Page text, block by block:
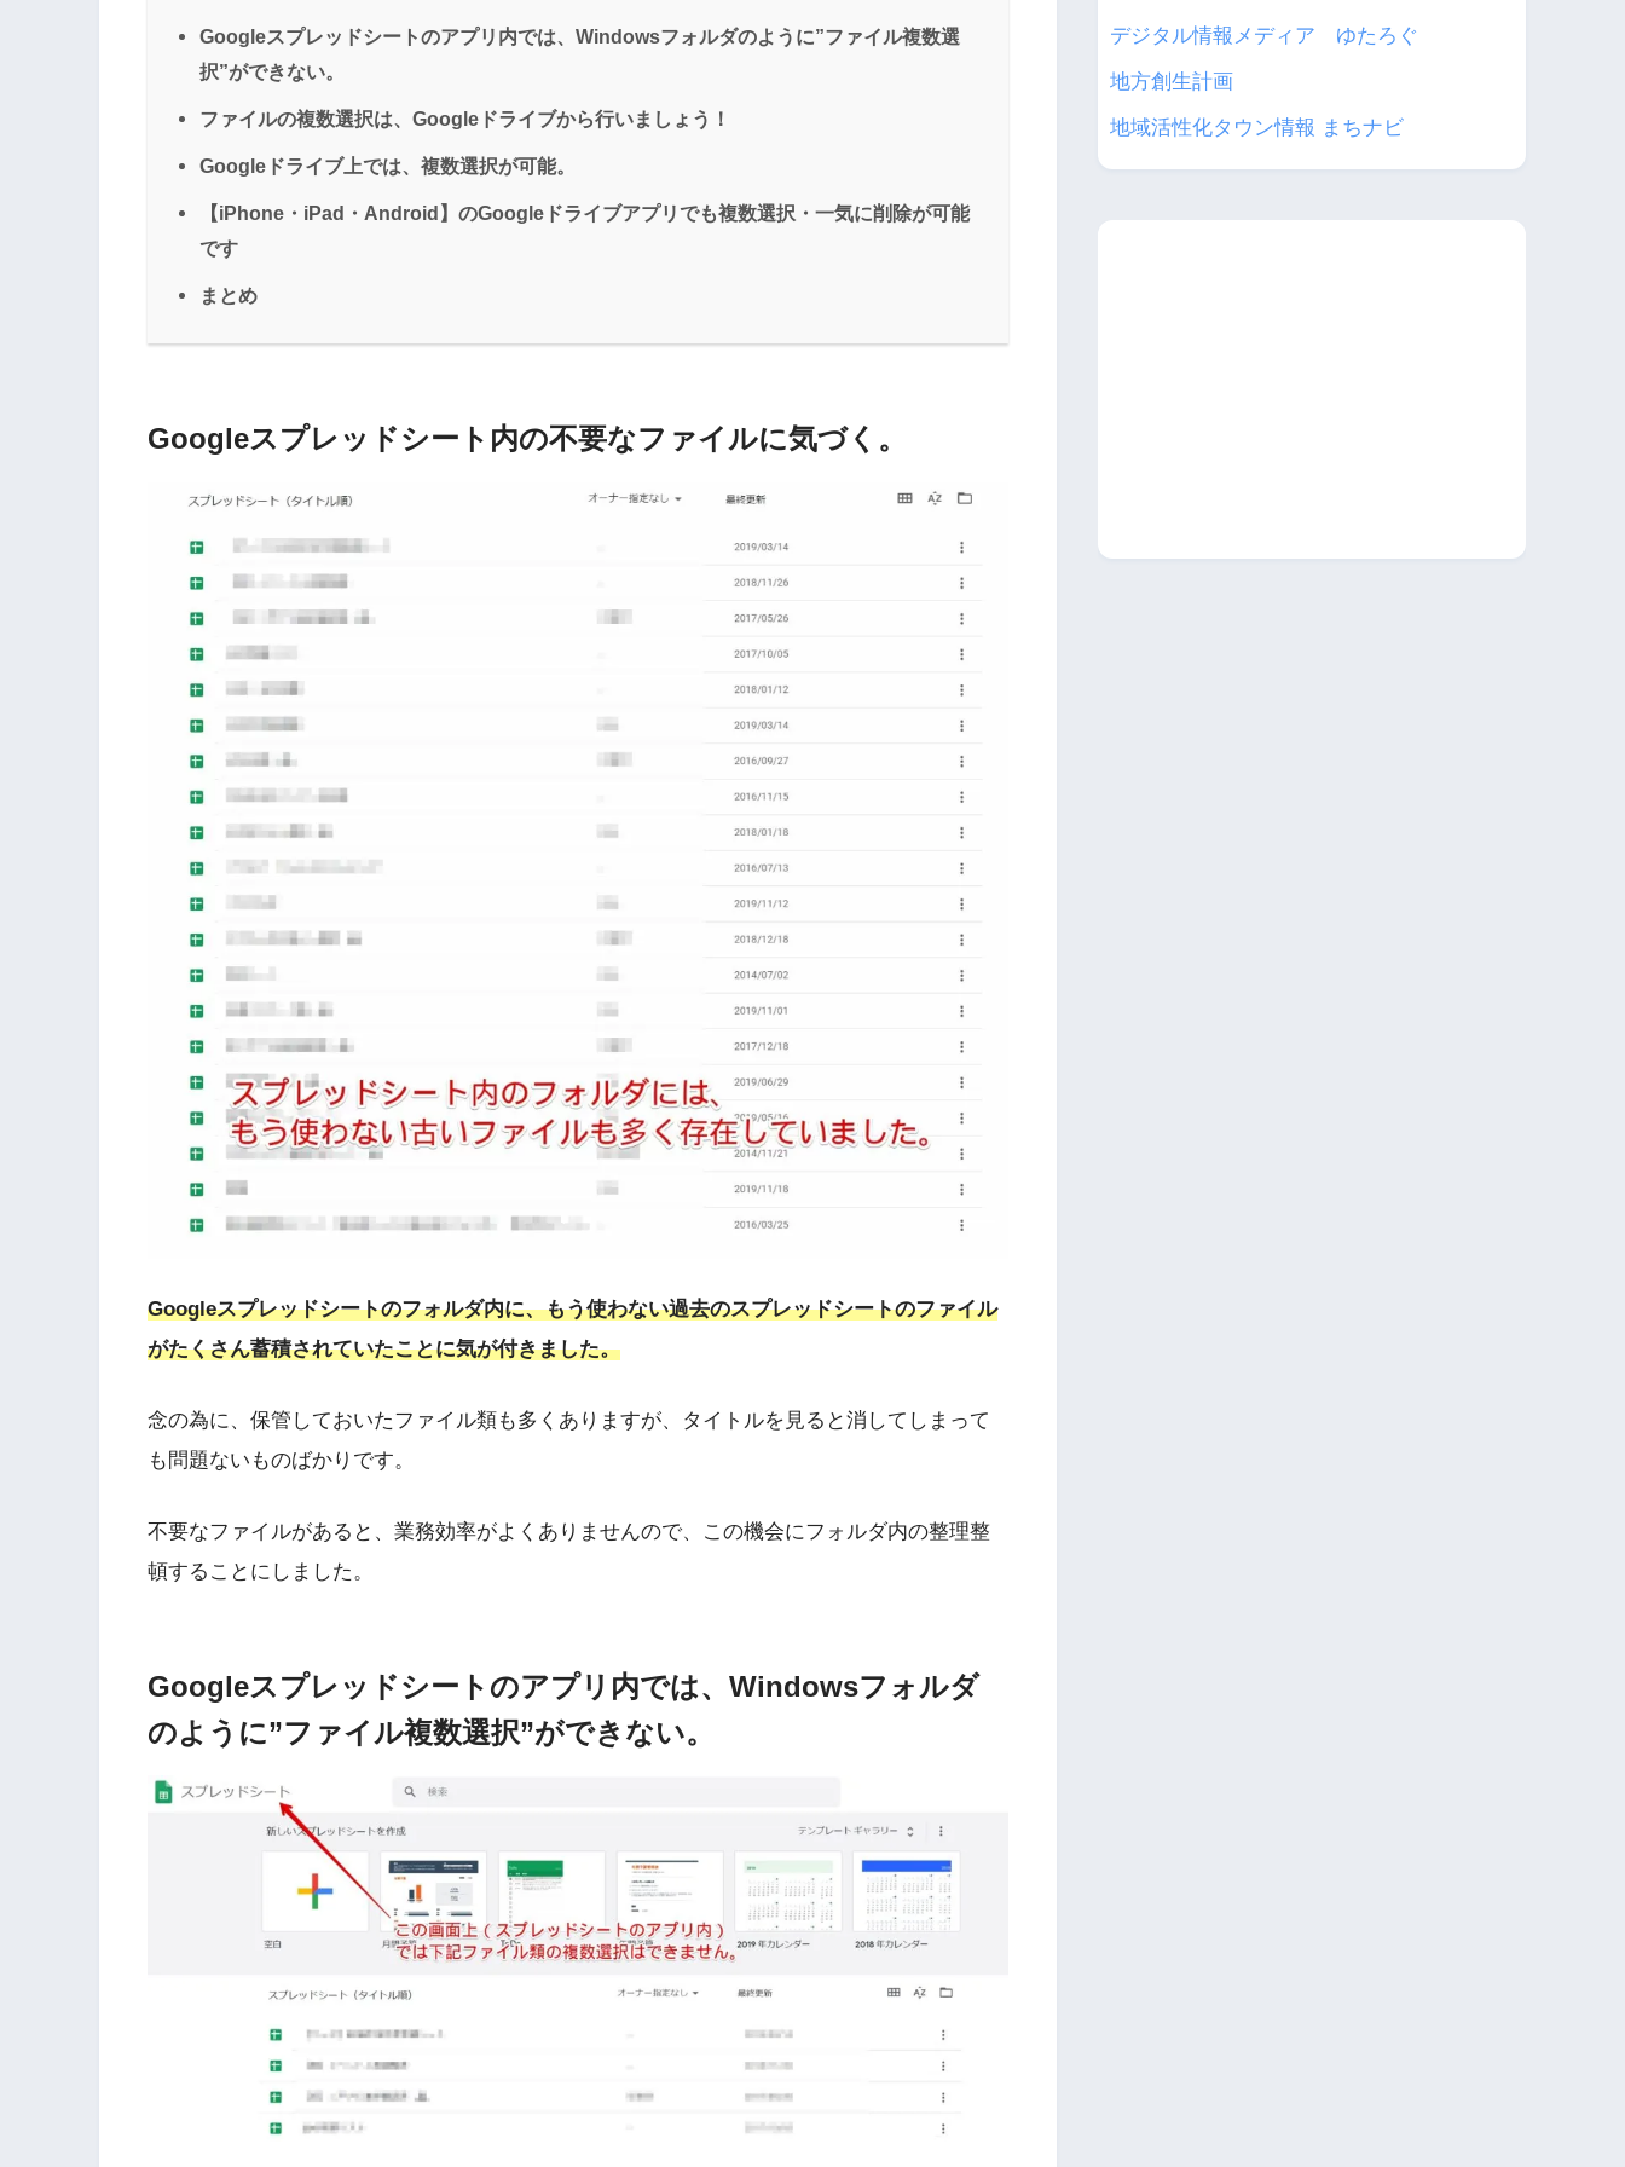
Googleスプレッドシートのアプリ内では、Windowsフォルダのように”ファイル複数選
択”ができない。
ファイルの複数選択は、Googleドライブから行いましょう！
Googleドライブ上では、複数選択が可能。
【iPhone・iPad・Android】のGoogleドライブアプリでも複数選択・一気に削除が可能
です
まとめ
Googleスプレッドシート内の不要なファイルに気づく。
Googleスプレッドシートのフォルダ内に、もう使わない過去のスプレッドシートのファイル
がたくさん蓄積されていたことに気が付きました。
念の為に、保管しておいたファイル類も多くありますが、タイトルを見ると消してしまって
も問題ないものばかりです。
不要なファイルがあると、業務効率がよくありませんので、この機会にフォルダ内の整理整
頓することにしました。
Googleスプレッドシートのアプリ内では、Windowsフォルダ
のように”ファイル複数選択”ができない。
デジタル情報メディア ゆたろぐ
地方創生計画
地域活性化タウン情報 まちナビ